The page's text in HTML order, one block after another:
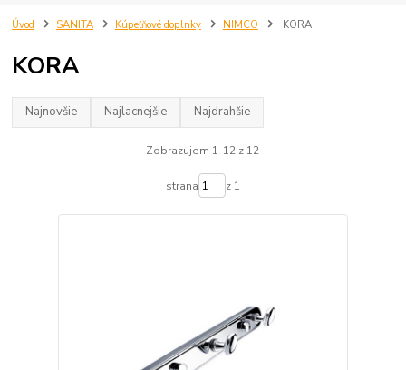
Úvod SANITA Kúpeľňové doplnky NIMCO KORA
KORA
Najnovšie Najlacnejšie Najdrahšie
Zobrazujem 1-12 z 12
strana z 1